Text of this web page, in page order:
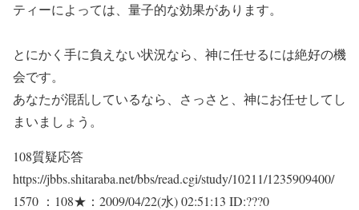
ティーによっては、量子的な効果があります。
とにかく手に負えない状況なら、神に任せるには絶好の機
会です。
あなたが混乱しているなら、さっさと、神にお任せしてし
まいましょう。
108質疑応答
https://jbbs.shitaraba.net/bbs/read.cgi/study/10211/1235909400/
1570 ：108★：2009/04/22(水) 02:51:13 ID:???0